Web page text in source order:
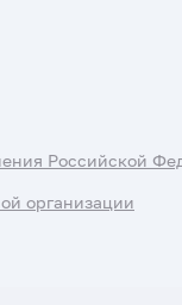
Российской
организации